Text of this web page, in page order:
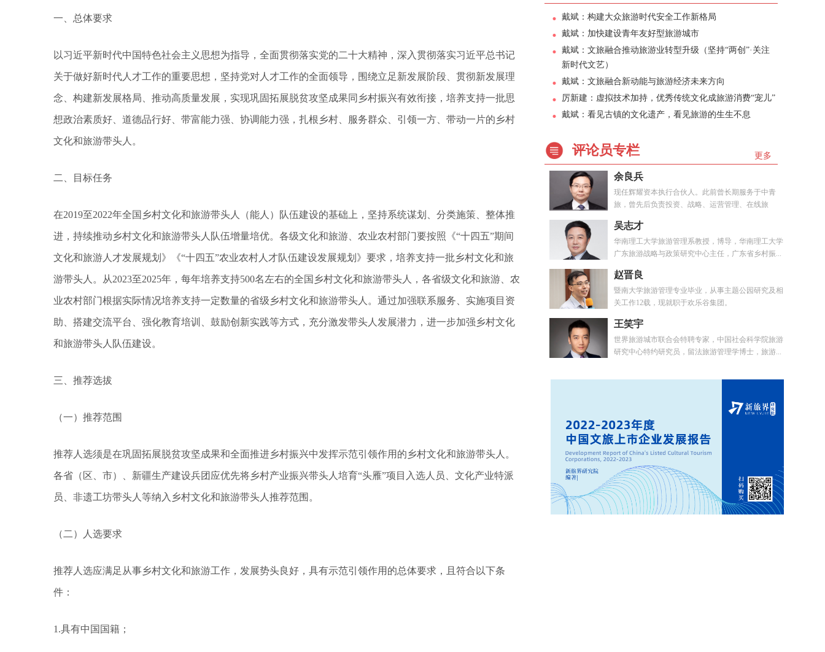
一、总体要求
以习近平新时代中国特色社会主义思想为指导，全面贯彻落实党的二十大精神，深入贯彻落实习近平总书记
关于做好新时代人才工作的重要思想，坚持党对人才工作的全面领导，围绕立足新发展阶段、贯彻新发展理
念、构建新发展格局、推动高质量发展，实现巩固拓展脱贫攻坚成果同乡村振兴有效衔接，培养支持一批思
想政治素质好、道德品行好、带富能力强、协调能力强，扎根乡村、服务群众、引领一方、带动一片的乡村
文化和旅游带头人。
二、目标任务
在2019至2022年全国乡村文化和旅游带头人（能人）队伍建设的基础上，坚持系统谋划、分类施策、整体推
进，持续推动乡村文化和旅游带头人队伍增量培优。各级文化和旅游、农业农村部门要按照《“十四五”期间
文化和旅游人才发展规划》《“十四五”农业农村人才队伍建设发展规划》要求，培养支持一批乡村文化和旅
游带头人。从2023至2025年，每年培养支持500名左右的全国乡村文化和旅游带头人，各省级文化和旅游、农
业农村部门根据实际情况培养支持一定数量的省级乡村文化和旅游带头人。通过加强联系服务、实施项目资
助、搭建交流平台、强化教育培训、鼓励创新实践等方式，充分激发带头人发展潜力，进一步加强乡村文化
和旅游带头人队伍建设。
三、推荐选拔
（一）推荐范围
推荐人选须是在巩固拓展脱贫攻坚成果和全面推进乡村振兴中发挥示范引领作用的乡村文化和旅游带头人。
各省（区、市）、新疆生产建设兵团应优先将乡村产业振兴带头人培育“头雁”项目入选人员、文化产业特派
员、非遗工坊带头人等纳入乡村文化和旅游带头人推荐范围。
（二）人选要求
推荐人选应满足从事乡村文化和旅游工作，发展势头良好，具有示范引领作用的总体要求，且符合以下条
件：
1.具有中国国籍；
戴斌：构建大众旅游时代安全工作新格局
戴斌：加快建设青年友好型旅游城市
戴斌：文旅融合推动旅游业转型升级（坚持“两创”·关注
新时代文艺）
戴斌：文旅融合新动能与旅游经济未来方向
厉新建：虚拟技术加持，优秀传统文化成旅游消费“宠儿”
戴斌：看见古镇的文化遗产，看见旅游的生生不息
更多
评论员专栏
余良兵
现任辉耀资本执行合伙人。此前曾长期服务于中青
旅，曾先后负责投资、战略、运营管理、在线旅
吴志才
华南理工大学旅游管理系教授，博导，华南理工大学
广东旅游战略与政策研究中心主任，广东省乡村振...
赵晋良
暨南大学旅游管理专业毕业，从事主题公园研究及相
关工作12载，现就职于欢乐谷集团。
王笑宇
世界旅游城市联合会特聘专家，中国社会科学院旅游
研究中心特约研究员，留法旅游管理学博士，旅游...